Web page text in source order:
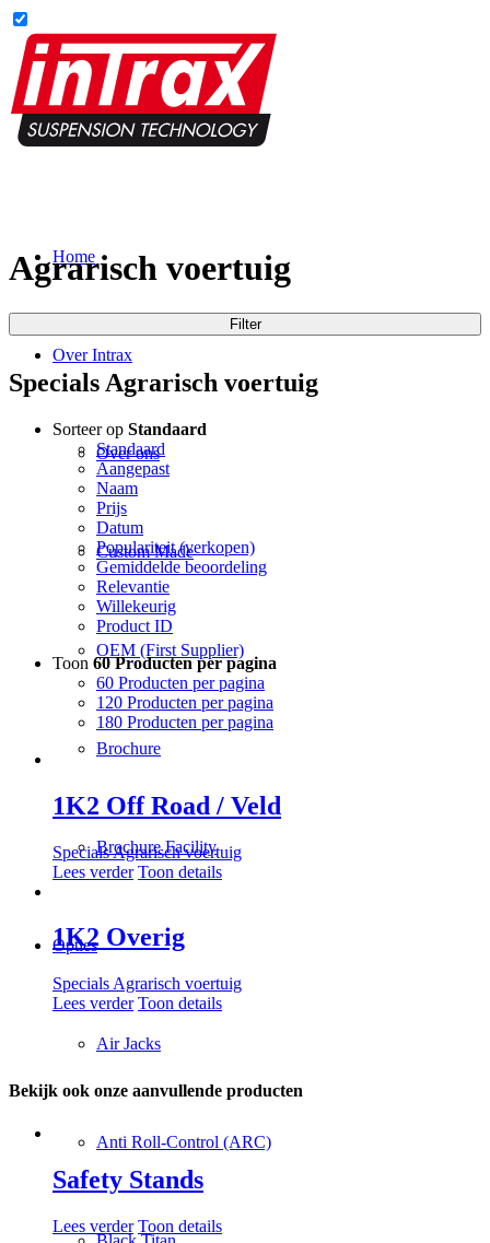
Home
Over Intrax
Over ons
Custom Made
OEM (First Supplier)
Brochure
Brochure Facility
Opties
Air Jacks
Anti Roll-Control (ARC)
Agrarisch voertuig
Filter
Specials Agrarisch voertuig
Sorteer op Standaard
Standaard
Aangepast
Naam
Prijs
Datum
Populariteit (verkopen)
Gemiddelde beoordeling
Relevantie
Willekeurig
Product ID
Toon 60 Producten per pagina
60 Producten per pagina
120 Producten per pagina
180 Producten per pagina
1K2 Off Road / Veld
Specials Agrarisch voertuig
Lees verder Toon details
1K2 Overig
Specials Agrarisch voertuig
Lees verder Toon details
Bekijk ook onze aanvullende producten
Safety Stands
Lees verder Toon details